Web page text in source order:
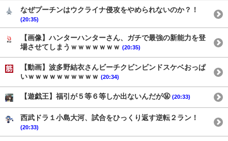
なぜプーチンはウクライナ侵攻をやめられないのか？！
(20:35)
【画像】ハンターハンターさん、ガチで最強の新能力を登
場させてしまうｗｗｗｗｗｗｗ (20:35)
【動画】波多野結衣さんビーチクビンビンドスケベおっぱ
いｗｗｗｗｗｗｗｗｗｗ (20:34)
【遊戯王】福引が５等６等しか出ないんだが🤬 (20:33)
西武ドラ１小島大河、試合をひっくり返す逆転２ラン！
(20:33)